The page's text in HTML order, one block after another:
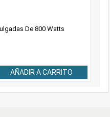
De 800 Watts
AÑADIR A CARRITO